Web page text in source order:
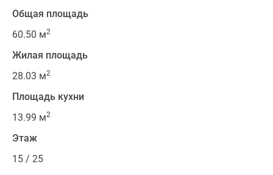
Общая площадь
60.50 м2
Жилая площадь
28.03 м2
Площадь кухни
13.99 м2
Этаж
15 / 25